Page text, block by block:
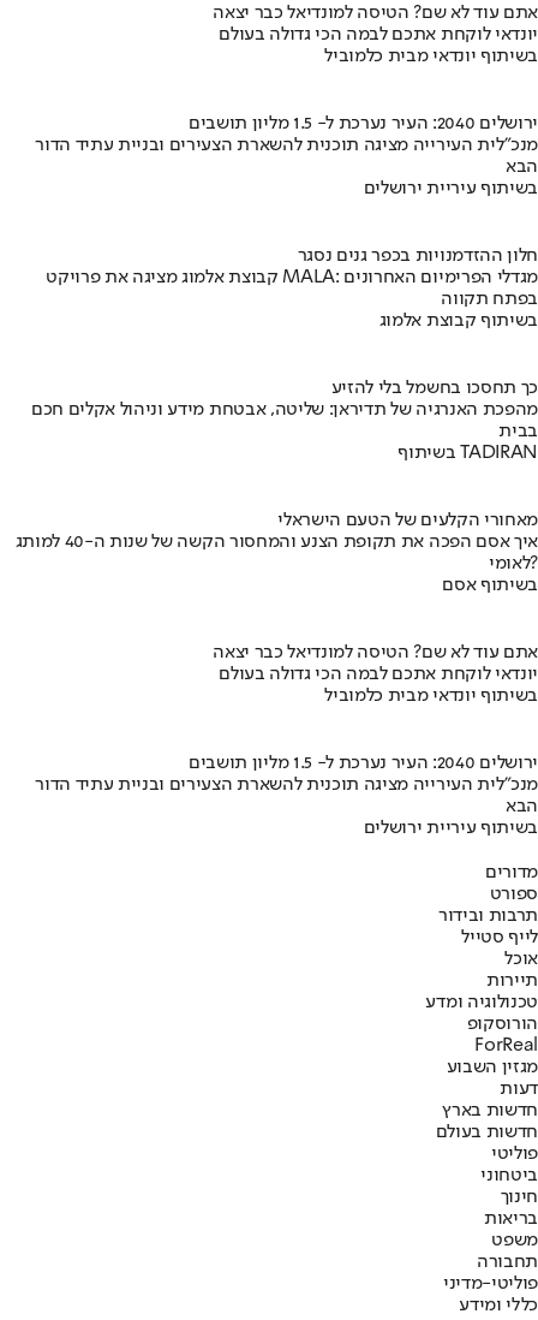
אתם עוד לא שם? הטיסה למונדיאל כבר יצאה
יונדאי לוקחת אתכם לבמה הכי גדולה בעולם
בשיתוף יונדאי מבית כלמוביל
ירושלים 2040: העיר נערכת ל- 1.5 מליון תושבים
מנכ"לית העירייה מציגה תוכנית להשארת הצעירים ובניית עתיד הדור
הבא
בשיתוף עיריית ירושלים
חלון ההזדמנויות בכפר גנים נסגר
קבוצת אלמוג מציגה את פרויקט MALA: מגדלי הפרימיום האחרונים
בפתח תקווה
בשיתוף קבוצת אלמוג
כך תחסכו בחשמל בלי להזיע
מהפכת האנרגיה של תדיראן: שליטה, אבטחת מידע וניהול אקלים חכם
בבית
בשיתוף TADIRAN
מאחורי הקלעים של הטעם הישראלי
איך אסם הפכה את תקופת הצנע והמחסור הקשה של שנות ה-40 למותג
לאומי?
בשיתוף אסם
אתם עוד לא שם? הטיסה למונדיאל כבר יצאה
יונדאי לוקחת אתכם לבמה הכי גדולה בעולם
בשיתוף יונדאי מבית כלמוביל
ירושלים 2040: העיר נערכת ל- 1.5 מליון תושבים
מנכ"לית העירייה מציגה תוכנית להשארת הצעירים ובניית עתיד הדור
הבא
בשיתוף עיריית ירושלים
מדורים
ספורט
תרבות ובידור
לייף סטייל
אוכל
תיירות
טכנולוגיה ומדע
הורוסקופ
ForReal
מגזין השבוע
דעות
חדשות בארץ
חדשות בעולם
פוליטי
ביטחוני
חינוך
בריאות
משפט
תחבורה
פוליטי-מדיני
כללי ומידע